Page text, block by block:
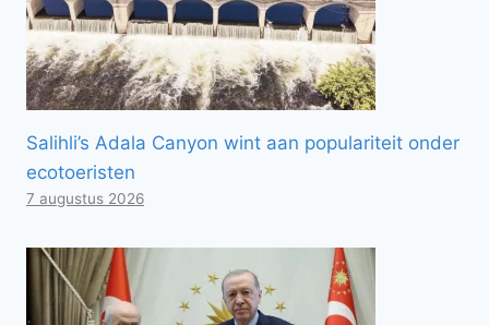
Salihli’s Adala Canyon wint aan populariteit onder
ecotoeristen
7 augustus 2026